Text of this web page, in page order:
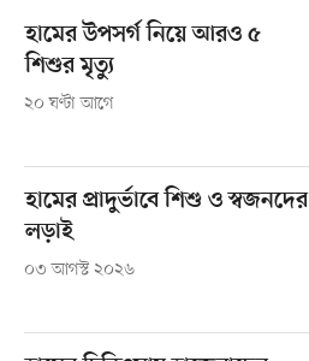
হামের উপসর্গ নিয়ে আরও ৫
শিশুর মৃত্যু
২০ ঘণ্টা আগে
হামের প্রাদুর্ভাবে শিশু ও স্বজনদের
লড়াই
০৩ আগস্ট ২০২৬